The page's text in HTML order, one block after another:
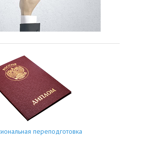
переподготовка